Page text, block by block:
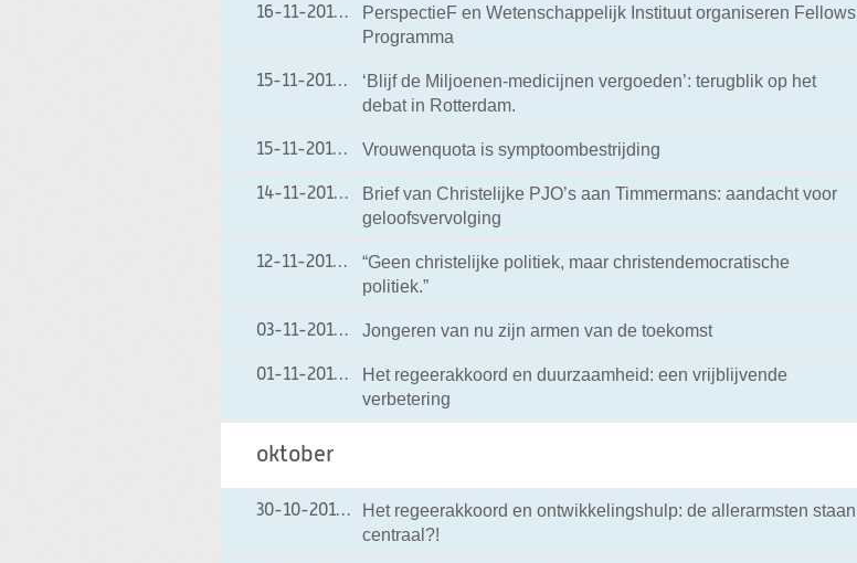
16-11-201216-11-2012 20:20
PerspectieF en Wetenschappelijk Instituut organiseren Fellows
Programma
15-11-201215-11-2012 19:18
‘Blijf de Miljoenen-medicijnen vergoeden’: terugblik op het
debat in Rotterdam.
15-11-201215-11-2012 19:16
Vrouwenquota is symptoombestrijding
14-11-201214-11-2012 19:00
Brief van Christelijke PJO’s aan Timmermans: aandacht voor
geloofsvervolging
12-11-201212-11-2012 18:40
“Geen christelijke politiek, maar christendemocratische
politiek.”
03-11-201203-11-2012 18:37
Jongeren van nu zijn armen van de toekomst
01-11-201201-11-2012 19:00
Het regeerakkoord en duurzaamheid: een vrijblijvende
verbetering
oktober
30-10-201230-10-2012 18:54
Het regeerakkoord en ontwikkelingshulp: de allerarmsten staan
centraal?!